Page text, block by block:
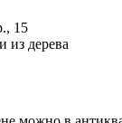
15
из дерева